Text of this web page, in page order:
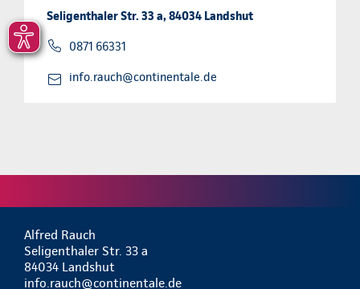
Seligenthaler Str. 33 a, 84034 Landshut
0871 66331
info.rauch@continentale.de
Alfred Rauch
Seligenthaler Str. 33 a
84034 Landshut
info.rauch@continentale.de